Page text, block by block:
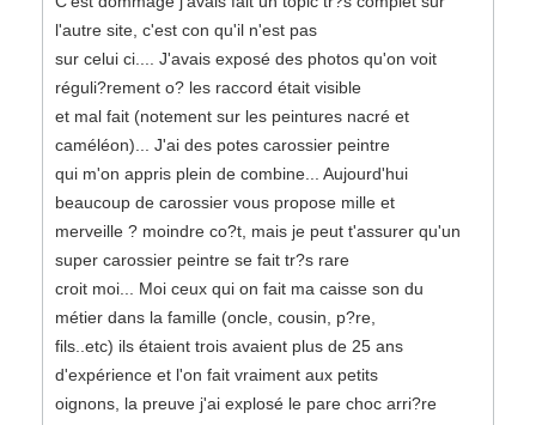
l'autre site, c'est con qu'il n'est pas
sur celui ci.... J'avais exposé des photos qu'on voit
réguli?rement o? les raccord était visible
et mal fait (notement sur les peintures nacré et
caméléon)... J'ai des potes carossier peintre
qui m'on appris plein de combine... Aujourd'hui
beaucoup de carossier vous propose mille et
merveille ? moindre co?t, mais je peut t'assurer qu'un
super carossier peintre se fait tr?s rare
croit moi... Moi ceux qui on fait ma caisse son du
métier dans la famille (oncle, cousin, p?re,
fils..etc) ils étaient trois avaient plus de 25 ans
d'expérience et l'on fait vraiment aux petits
oignons, la preuve j'ai explosé le pare choc arri?re